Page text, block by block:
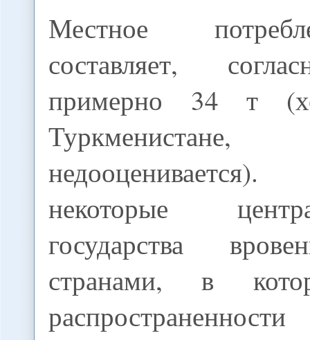
Местное
составляет,
примерно 34 т
некоторые
государства
странами, в